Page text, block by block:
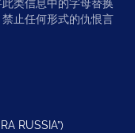
类信息中的字母替换
止任何形式的仇恨言
RUSSIA”)